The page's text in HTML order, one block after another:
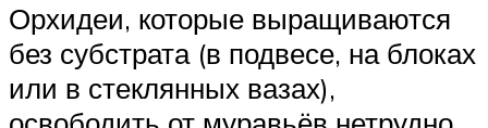
Орхидеи, которые выращиваются
без субстрата (в подвесе, на блоках
или в стеклянных вазах),